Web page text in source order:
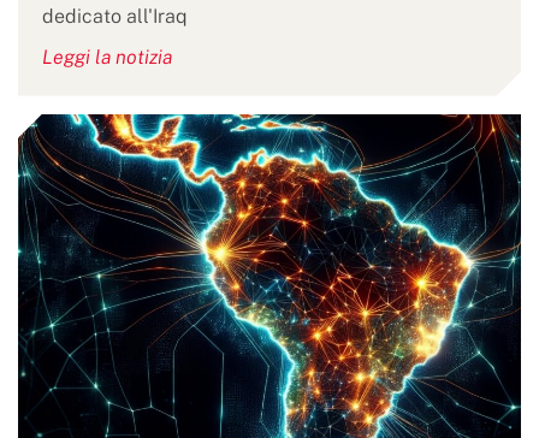
dedicato all'Iraq
Leggi la notizia